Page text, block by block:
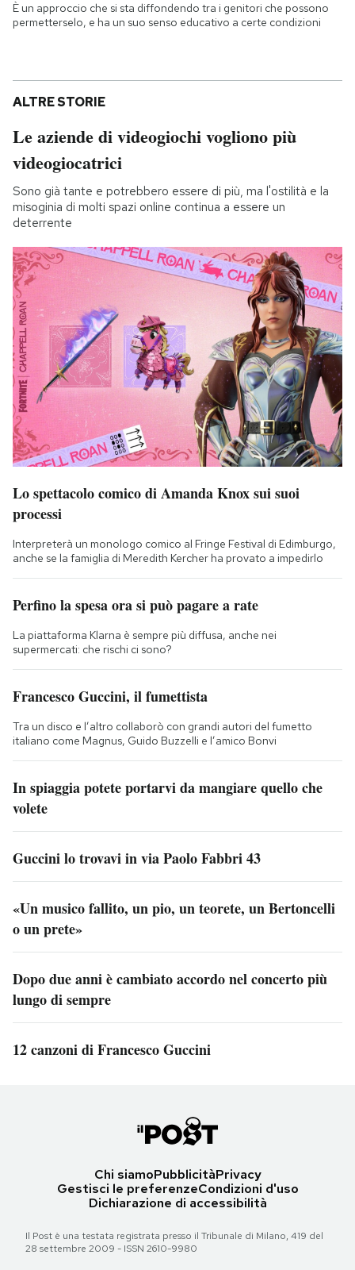
È un approccio che si sta diffondendo tra i genitori che possono
permetterselo, e ha un suo senso educativo a certe condizioni
ALTRE STORIE
Le aziende di videogiochi vogliono più
videogiocatrici
Sono già tante e potrebbero essere di più, ma l'ostilità e la
misoginia di molti spazi online continua a essere un
deterrente
Lo spettacolo comico di Amanda Knox sui suoi
processi
Interpreterà un monologo comico al Fringe Festival di Edimburgo,
anche se la famiglia di Meredith Kercher ha provato a impedirlo
Perfino la spesa ora si può pagare a rate
La piattaforma Klarna è sempre più diffusa, anche nei
supermercati: che rischi ci sono?
Francesco Guccini, il fumettista
Tra un disco e l’altro collaborò con grandi autori del fumetto
italiano come Magnus, Guido Buzzelli e l’amico Bonvi
In spiaggia potete portarvi da mangiare quello che
volete
Guccini lo trovavi in via Paolo Fabbri 43
«Un musico fallito, un pio, un teorete, un Bertoncelli
o un prete»
Dopo due anni è cambiato accordo nel concerto più
lungo di sempre
12 canzoni di Francesco Guccini
Chi siamoPubblicitàPrivacy
Gestisci le preferenzeCondizioni d'uso
Dichiarazione di accessibilità
Il Post è una testata registrata presso il Tribunale di Milano, 419 del
28 settembre 2009 - ISSN 2610-9980